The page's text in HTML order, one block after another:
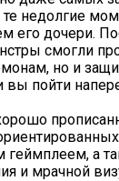
недолгие
его дочери.
смогли
но и
пойти
геймплеем, а
и мрачной